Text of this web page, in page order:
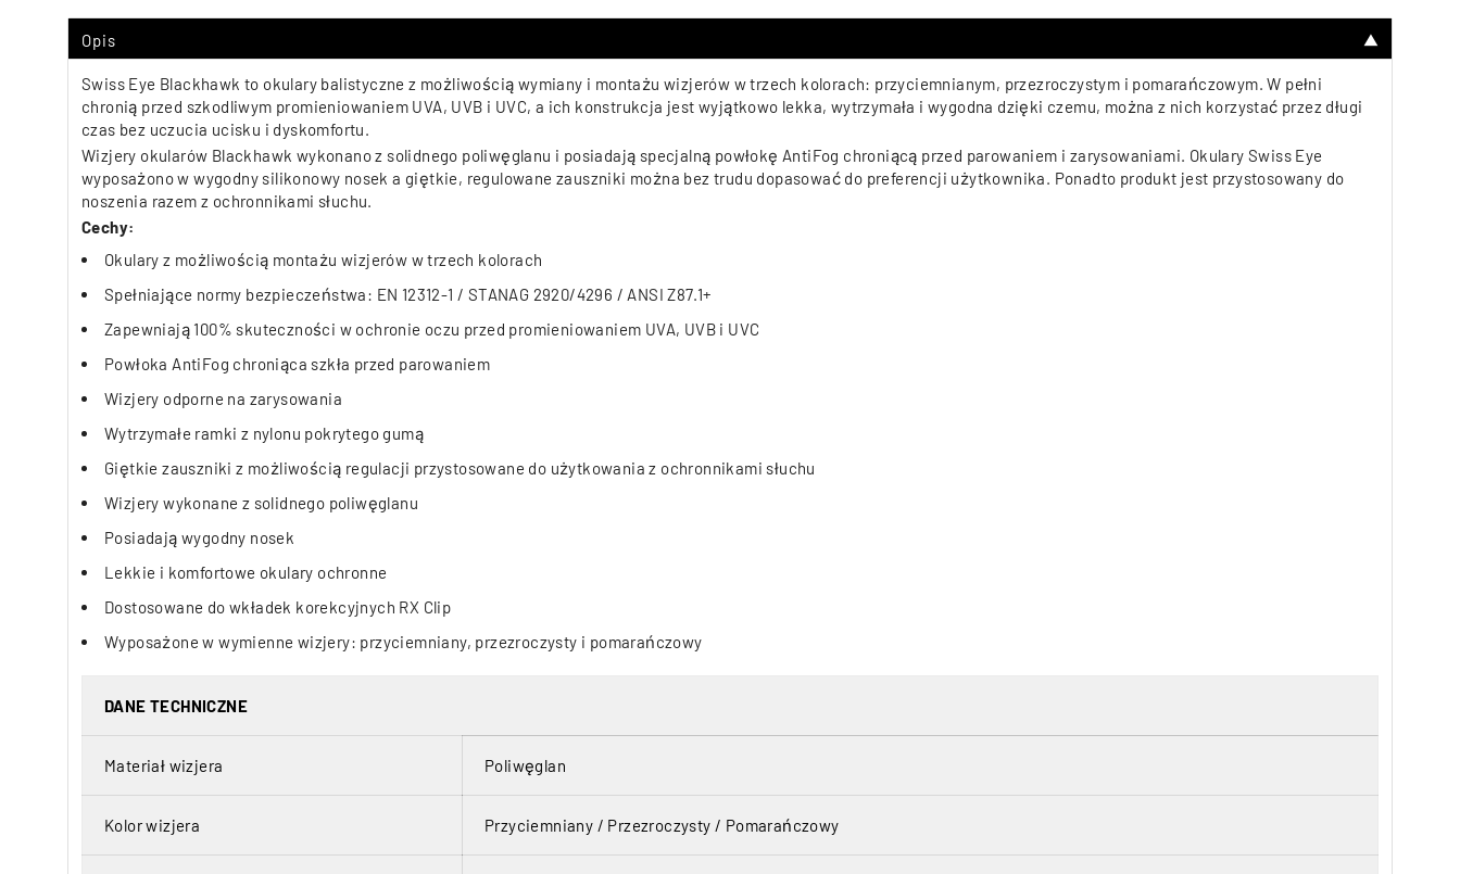
Opis ▼
Swiss Eye Blackhawk to okulary balistyczne z możliwością wymiany i montażu wizjerów w trzech kolorach: przyciemnianym, przezroczystym i pomarańczowym. W pełni
chronią przed szkodliwym promieniowaniem UVA, UVB i UVC, a ich konstrukcja jest wyjątkowo lekka, wytrzymała i wygodna dzięki czemu, można z nich korzystać przez długi
czas bez uczucia ucisku i dyskomfortu.
Wizjery okularów Blackhawk wykonano z solidnego poliwęglanu i posiadają specjalną powłokę AntiFog chroniącą przed parowaniem i zarysowaniami. Okulary Swiss Eye
wyposażono w wygodny silikonowy nosek a giętkie, regulowane zauszniki można bez trudu dopasować do preferencji użytkownika. Ponadto produkt jest przystosowany do
noszenia razem z ochronnikami słuchu.
Cechy:
Okulary z możliwością montażu wizjerów w trzech kolorach
Spełniające normy bezpieczeństwa: EN 12312-1 / STANAG 2920/4296 / ANSI Z87.1+
Zapewniają 100% skuteczności w ochronie oczu przed promieniowaniem UVA, UVB i UVC
Powłoka AntiFog chroniąca szkła przed parowaniem
Wizjery odporne na zarysowania
Wytrzymałe ramki z nylonu pokrytego gumą
Giętkie zauszniki z możliwością regulacji przystosowane do użytkowania z ochronnikami słuchu
Wizjery wykonane z solidnego poliwęglanu
Posiadają wygodny nosek
Lekkie i komfortowe okulary ochronne
Dostosowane do wkładek korekcyjnych RX Clip
Wyposażone w wymienne wizjery: przyciemniany, przezroczysty i pomarańczowy
DANE TECHNICZNE
Materiał wizjera Poliwęglan
Kolor wizjera Przyciemniany / Przezroczysty / Pomarańczowy